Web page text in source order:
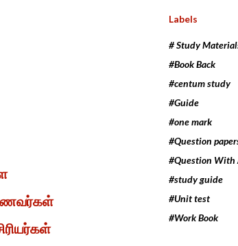
Labels
# Study
#Book Back
#centum study
#Guide
#one mark
#Question
#Question With
#study guide
#Unit test
#Work Book